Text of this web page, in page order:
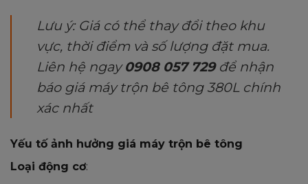
Lưu ý: Giá có thể thay đổi theo khu
vực, thời điểm và số lượng đặt mua.
Liên hệ ngay0908 057 729để nhận
báo giá máy trộn bê tông 380L chính
xác nhất
Yếu tố ảnh hưởng giá máy trộn bê tông
Loại động cơ: